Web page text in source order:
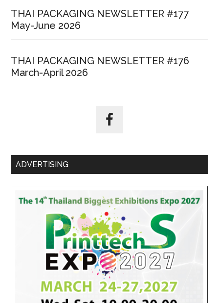
THAI PACKAGING NEWSLETTER #177
May-June 2026
THAI PACKAGING NEWSLETTER #176
March-April 2026
ADVERTISING